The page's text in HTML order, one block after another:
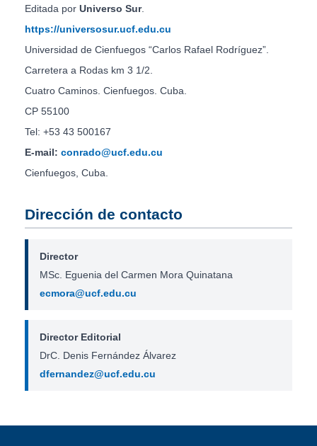
Editada por Universo Sur.
https://universosur.ucf.edu.cu
Universidad de Cienfuegos “Carlos Rafael Rodríguez”.
Carretera a Rodas km 3 1/2.
Cuatro Caminos. Cienfuegos. Cuba.
CP 55100
Tel: +53 43 500167
E-mail: conrado@ucf.edu.cu
Cienfuegos, Cuba.
Dirección de contacto
Director
MSc. Eguenia del Carmen Mora Quinatana
ecmora@ucf.edu.cu
Director Editorial
DrC. Denis Fernández Álvarez
dfernandez@ucf.edu.cu